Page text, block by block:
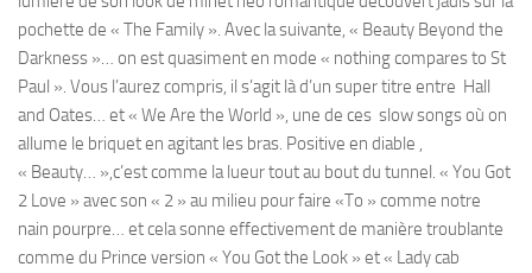
pochette de « The Family ». Avec la suivante, « Beauty Beyond the
Darkness »… on est quasiment en mode « nothing compares to St
Paul ». Vous l’aurez compris, il s’agit là d’un super titre entre Hall
and Oates… et « We Are the World », une de ces slow songs où on
allume le briquet en agitant les bras. Positive en diable ,
« Beauty… »,c’est comme la lueur tout au bout du tunnel. « You Got
2 Love » avec son « 2 » au milieu pour faire «To » comme notre
nain pourpre… et cela sonne effectivement de manière troublante
comme du Prince version « You Got the Look » et « Lady cab